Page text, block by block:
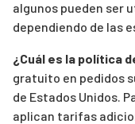
algunos pueden ser
dependiendo de las
¿Cuál es la política
gratuito en pedidos
de Estados Unidos.
aplican tarifas